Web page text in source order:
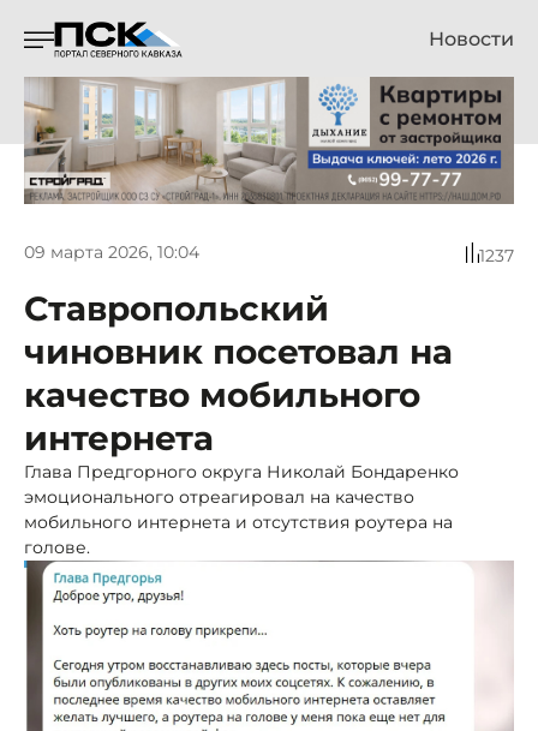
Новости
09 марта 2026, 10:04 1237
Ставропольский
чиновник посетовал на
качество мобильного
интернета
Глава Предгорного округа Николай Бондаренко
эмоционального отреагировал на качество
мобильного интернета и отсутствия роутера на
голове.